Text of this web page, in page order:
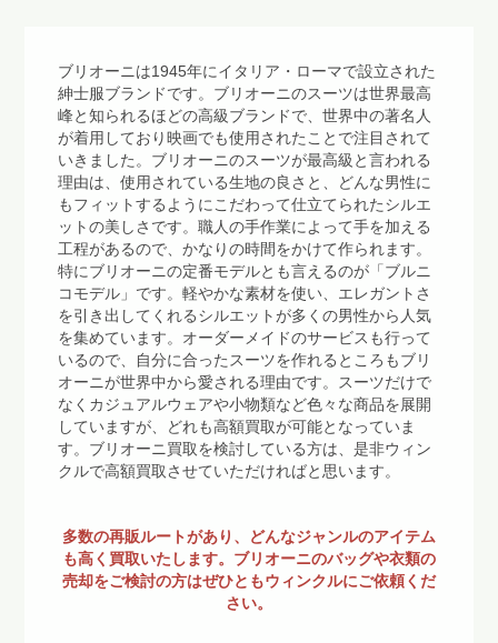
ブリオーニは1945年にイタリア・ローマで設立された
紳士服ブランドです。ブリオーニのスーツは世界最高
峰と知られるほどの高級ブランドで、世界中の著名人
が着用しており映画でも使用されたことで注目されて
いきました。ブリオーニのスーツが最高級と言われる
理由は、使用されている生地の良さと、どんな男性に
もフィットするようにこだわって仕立てられたシルエ
ットの美しさです。職人の手作業によって手を加える
工程があるので、かなりの時間をかけて作られます。
特にブリオーニの定番モデルとも言えるのが「ブルニ
コモデル」です。軽やかな素材を使い、エレガントさ
を引き出してくれるシルエットが多くの男性から人気
を集めています。オーダーメイドのサービスも行って
いるので、自分に合ったスーツを作れるところもブリ
オーニが世界中から愛される理由です。スーツだけで
なくカジュアルウェアや小物類など色々な商品を展開
していますが、どれも高額買取が可能となっていま
す。ブリオーニ買取を検討している方は、是非ウィン
クルで高額買取させていただければと思います。
多数の再販ルートがあり、どんなジャンルのアイテム
も高く買取いたします。ブリオーニのバッグや衣類の
売却をご検討の方はぜひともウィンクルにご依頼くだ
さい。